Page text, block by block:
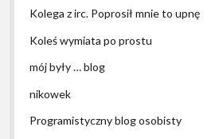
Kolega z irc. Poprosił mnie to upnę
Koleś wymiata po prostu
mój były … blog
nikowek
Programistyczny blog osobisty